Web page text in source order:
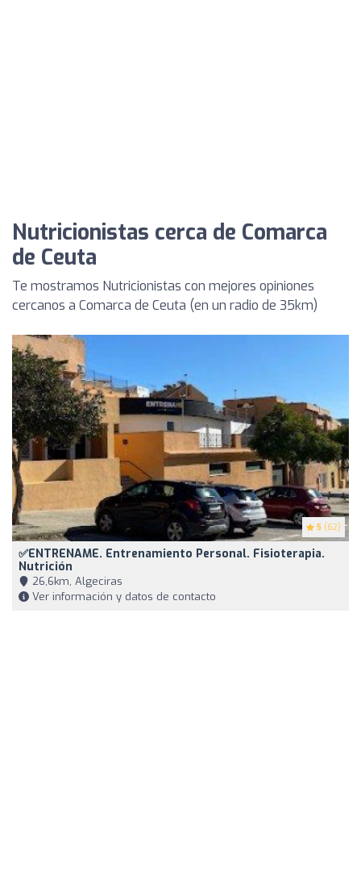
Nutricionistas cerca de Comarca
de Ceuta
Te mostramos Nutricionistas con mejores opiniones
cercanos a Comarca de Ceuta (en un radio de 35km)
5 (62)
✅ENTRENAME. Entrenamiento Personal. Fisioterapia.
Nutrición
26,6km, Algeciras
Ver información y datos de contacto